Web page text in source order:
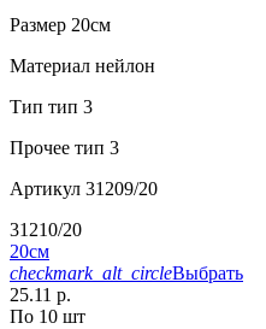
Размер 20см
Материал нейлон
Тип тип 3
Прочее тип 3
Артикул 31209/20
31210/20
20см
checkmark_alt_circleВыбрать
25.11 р.
По 10 шт